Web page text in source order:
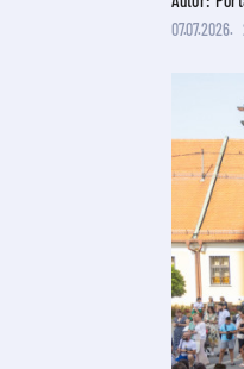
07.07.2026.